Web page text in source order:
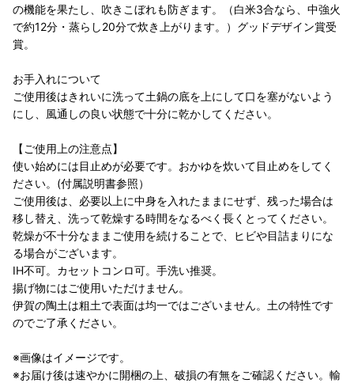
の機能を果たし、吹きこぼれも防ぎます。（白米3合なら、中強火
で約12分・蒸らし20分で炊き上がります。）グッドデザイン賞受
賞。
お手入れについて
ご使用後はきれいに洗って土鍋の底を上にして口を塞がないよう
にし、風通しの良い状態で十分に乾かしてください。
【ご使用上の注意点】
使い始めには目止めが必要です。おかゆを炊いて目止めをしてく
ださい。(付属説明書参照）
ご使用後は、必要以上に中身を入れたままにせず、残った場合は
移し替え、洗って乾燥する時間をなるべく長くとってください。
乾燥が不十分なままご使用を続けることで、ヒビや目詰まりにな
る場合がございます。
IH不可。カセットコンロ可。手洗い推奨。
揚げ物にはご使用いただけません。
伊賀の陶土は粗土で表面は均一ではございません。土の特性です
のでご了承ください。
※画像はイメージです。
※お届け後は速やかに開梱の上、破損の有無をご確認ください。輸